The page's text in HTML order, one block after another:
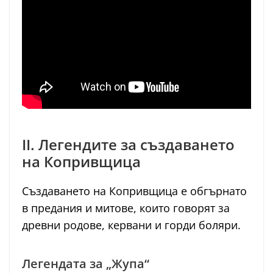
II. Легендите за създаването
на Копривщица
Създаването на Копривщица е обгърнато
в предания и митове, които говорят за
древни родове, кервани и горди боляри.
Легендата за „Жупа“